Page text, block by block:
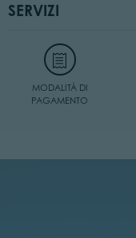
SERVIZI
MODALITÀ DI
PAGAMENTO